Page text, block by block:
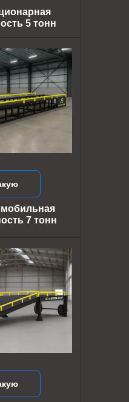
7 тонн
5 тонн